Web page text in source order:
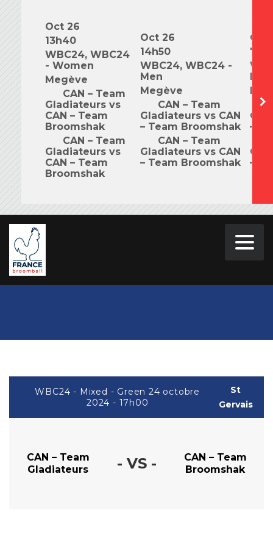
Oct 26
13h40
WBC24, WBC24
- Women
Megève
CAN – Team
Gladiateurs vs
CAN – Team
Broomshak
CAN – Team
Gladiateurs vs
CAN – Team
Broomshak
Oct 26
14h50
WBC24, WBC24 -
Men
Megève
CAN – Team
Gladiateurs vs CAN
– Team Broomshak
CAN – Team
Gladiateurs vs CAN
– Team Broomshak
Oct
–
–
WBC24 - Mixed - Green 24 octobre
2024 - 17h00
St
Gervais
CAN – Team
Gladiateurs
- VS -
CAN – Team
Broomshak